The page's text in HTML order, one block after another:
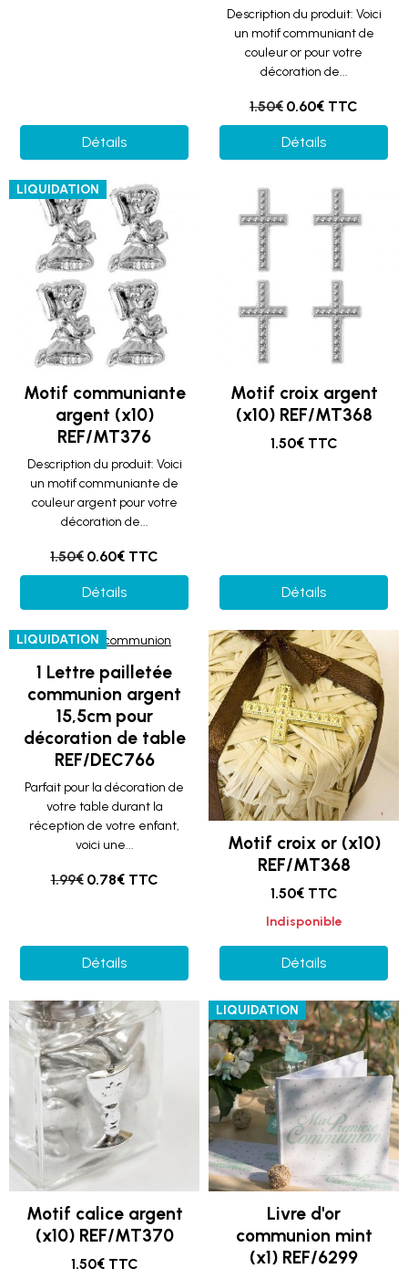
Détails
Description du produit: Voici
un motif communiant de
couleur or pour votre
décoration de...
1.50€ 0.60€ TTC
Détails
LIQUIDATION
Motif communiante
argent (x10)
REF/MT376
Description du produit: Voici
un motif communiante de
couleur argent pour votre
décoration de...
1.50€ 0.60€ TTC
Détails
Motif croix argent
(x10) REF/MT368
1.50€ TTC
Détails
LIQUIDATION
1 Lettre pailletée
communion argent
15,5cm pour
décoration de table
REF/DEC766
Parfait pour la décoration de
votre table durant la
réception de votre enfant,
voici une...
1.99€ 0.78€ TTC
Détails
Motif croix or (x10)
REF/MT368
1.50€ TTC
Indisponible
Détails
Motif calice argent
(x10) REF/MT370
1.50€ TTC
LIQUIDATION
Livre d'or
communion mint
(x1) REF/6299